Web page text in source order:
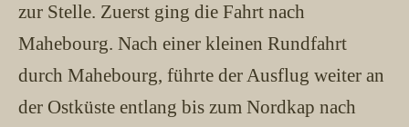
zur Stelle. Zuerst ging die Fahrt nach
Mahebourg. Nach einer kleinen Rundfahrt
durch Mahebourg, führte der Ausflug weiter an
der Ostküste entlang bis zum Nordkap nach